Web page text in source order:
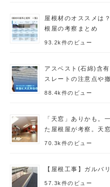
屋根材のオススメは
根屋の考察まとめ
93.2k件のビュー
アスベスト(石綿)含
スレートの注意点や
88.4k件のビュー
「天窓」ありかも。
た屋根屋が考察。天
70.3k件のビュー
【屋根工事】ガルバ
57.3k件のビュー